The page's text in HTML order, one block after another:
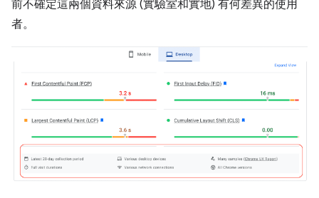
前不確定這兩個資料來源 (實驗室和實地) 有何差異的使用
者。